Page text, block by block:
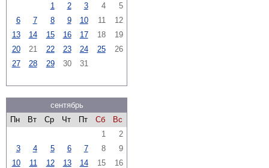
1
2 3 4
5
6
7 8 9 10 11
12
13
14 15 16 17 18
19
20
21 22 23 24 25
26
27
28 29 30 31
сентябрь
Пн
Вт Ср Чт Пт Сб
Вс
1
2
3
4 5 6 7 8
9
10
11 12 13 14 15
16